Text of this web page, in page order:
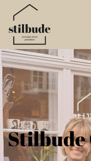
Stilbude